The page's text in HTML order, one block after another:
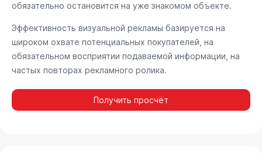
обязательно остановится на уже знакомом объекте.
Эффективность визуальной рекламы базируется на
широком охвате потенциальных покупателей, на
обязательном восприятии подаваемой информации, на
частых повторах рекламного ролика.
Получить просчёт